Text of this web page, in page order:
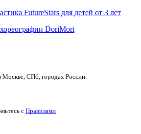
FutureStars для детей от 3 лет
DoriMori
Москве, СПб, городах России.
с Правилами